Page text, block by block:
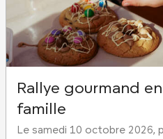
Rallye gourmand en
famille
Le samedi 10 octobre 2026,